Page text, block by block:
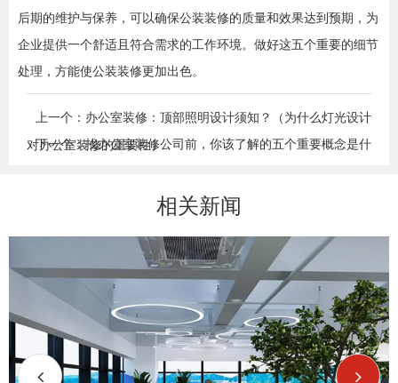
后期的维护与保养，可以确保公装装修的质量和效果达到预期，为
企业提供一个舒适且符合需求的工作环境。做好这五个重要的细节
处理，方能使公装装修更加出色。
上一个：办公室装修：顶部照明设计须知？（为什么灯光设计
对办公室装修的重要性）
下一个：找办公室装修公司前，你该了解的五个重要概念是什
相关新闻